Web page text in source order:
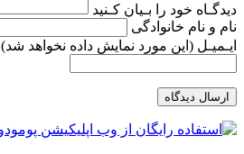
دیدگـاه خود را بـیان کـنید
نام و نام خانوادگی
ایـمیـل (این مورد نمایش داده نخواهد شد)
ارسال دیدگاه